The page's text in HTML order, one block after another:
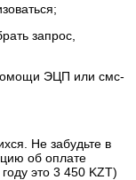
запрос,
ЭЦП или смс-
Не забудьте в
об оплате
это 3 450 KZT)